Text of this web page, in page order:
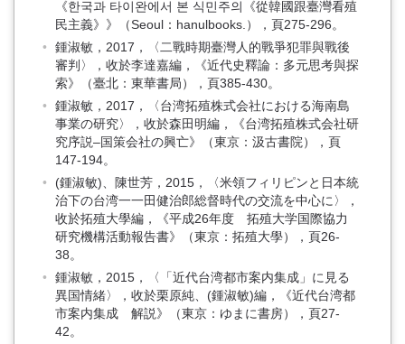
《한국과 타이완에서 본 식민주의《從韓國跟臺灣看殖
民主義》》（Seoul：hanulbooks.），頁275-296。
鍾淑敏，2017，〈二戰時期臺灣人的戰爭犯罪與戰後
審判〉，收於李達嘉編，《近代史釋論：多元思考與探
索》（臺北：東華書局），頁385-430。
鍾淑敏，2017，〈台湾拓殖株式会社における海南島
事業の研究〉，收於森田明編，《台湾拓殖株式会社研
究序説–国策会社の興亡》（東京：汲古書院），頁
147-194。
(鍾淑敏)、陳世芳，2015，〈米領フィリピンと日本統
治下の台湾一一田健治郎総督時代の交流を中心に〉，
收於拓殖大學編，《平成26年度 拓殖大学国際協力
研究機構活動報告書》（東京：拓殖大學），頁26-
38。
鍾淑敏，2015，〈「近代台湾都市案内集成」に見る
異国情緒〉，收於栗原純、(鍾淑敏)編，《近代台湾都
市案内集成 解説》（東京：ゆまに書房），頁27-
42。